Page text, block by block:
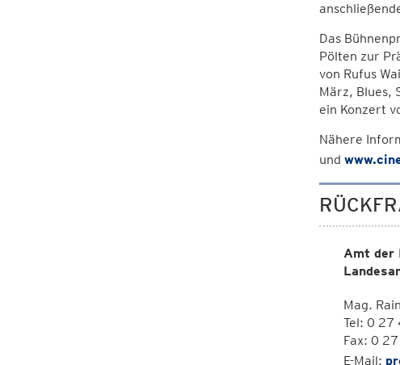
Das
Pölten zur
von Rufus
März, Blues,
ein Konzert
Nähere
und
Amt der
Mag.
Tel: 0
Fax: 0
E-Mail: